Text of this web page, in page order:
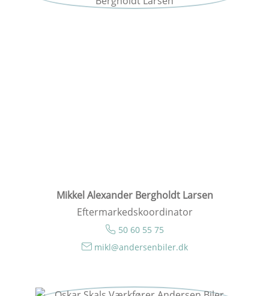
Mikkel Alexander Bergholdt Larsen
Eftermarkedskoordinator
50 60 55 75
mikl@andersenbiler.dk